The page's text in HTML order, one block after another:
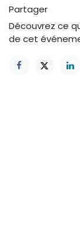
Partager
Découvrez ce
de cet